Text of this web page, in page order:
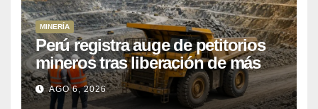
MINERÍA
Perú registra auge de petitorios
mineros tras liberación de más
de mil concesiones para explorar
cobre y oro
AGO 6, 2026